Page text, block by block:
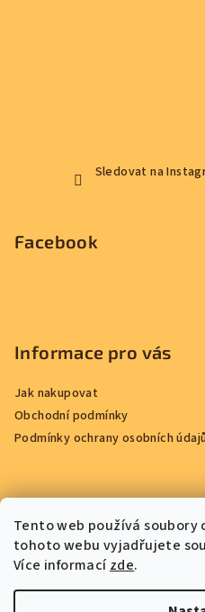
Tento web používá soubory
tohoto webu vyjadřujete
Více informacízde.
Sledovat na
Facebook
Informace pro vás
Jak nakupovat
Obchodní podmínky
Podmínky ochrany osobních údajů
Přijímáme online